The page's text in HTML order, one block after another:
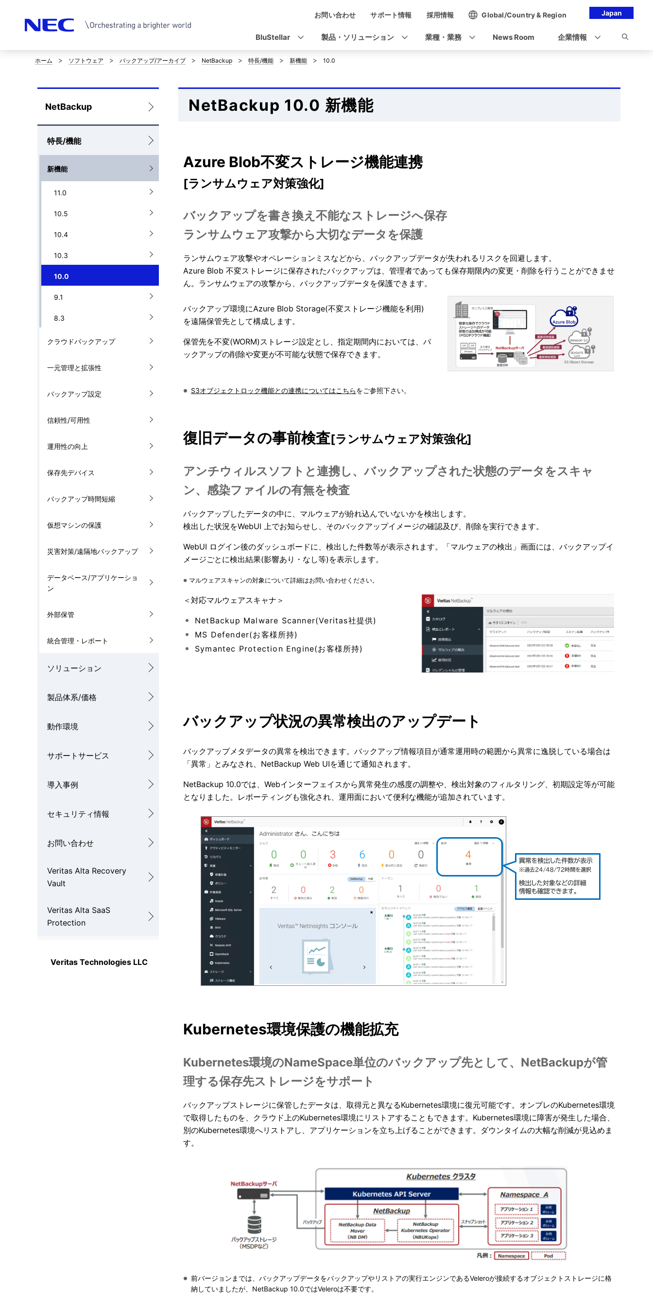
Japan
ゲ
シ
ョ
お問い合わせ サポート情報 採用情報 Global/Country & Region
BluStellar 製品・ソリューション 業種・業務 News Room 企業情報
サ
イ
ト
内
在
い
ホーム ソフトウェア バックアップ/アーカイブ NetBackup 特長/機能 新機能 10.0
ロ
ー
カ
ル
ナ
NetBackup
特長/機能
新機能
11.0
10.5
10.4
10.3
10.0
9.1
8.3
クラウドバックアップ
一元管理と拡張性
バックアップ設定
信頼性/可用性
運用性の向上
保存先デバイス
バックアップ時間短縮
仮想マシンの保護
災害対策/遠隔地バックアップ
データベース/アプリケーショ
ン
外部保管
統合管理・レポート
ソリューション
製品体系/価格
動作環境
サポートサービス
導入事例
セキュリティ情報
お問い合わせ
Veritas Alta Recovery
Vault
Veritas Alta SaaS
Protection
Veritas Technologies LLC
NetBackup 10.0 新機能
Azure Blob不変ストレージ機能連携
[ランサムウェア対策強化]
バックアップを書き換え不能なストレージへ保存
ランサムウェア攻撃から大切なデータを保護
ランサムウェア攻撃やオペレーションミスなどから、バックアップデータが失われるリスクを回避します。
Azure Blob 不変ストレージに保存されたバックアップは、管理者であっても保存期限内の変更・削除を行うことができませ
ん。ランサムウェアの攻撃から、バックアップデータを保護できます。
バックアップ環境にAzure Blob Storage(不変ストレージ機能を利用)
を遠隔保管先として構成します。
保管先を不変(WORM)ストレージ設定とし、指定期間内においては、バ
ックアップの削除や変更が不可能な状態で保存できます。
※ S3オブジェクトロック機能との連携についてはこちらをご参照下さい。
復旧データの事前検査[ランサムウェア対策強化]
アンチウィルスソフトと連携し、バックアップされた状態のデータをスキャ
ン、感染ファイルの有無を検査
バックアップしたデータの中に、マルウェアが紛れ込んでいないかを検出します。
検出した状況をWebUI 上でお知らせし、そのバックアップイメージの確認及び、削除を実行できます。
WebUI ログイン後のダッシュボードに、検出した件数等が表示されます。「マルウェアの検出」画面には、バックアップイ
メージごとに検出結果(影響あり・なし等)を表示します。
※ マルウェアスキャンの対象について詳細はお問い合わせください。
＜対応マルウェアスキャナ＞
NetBackup Malware Scanner(Veritas社提供)
MS Defender(お客様所持)
Symantec Protection Engine(お客様所持)
バックアップ状況の異常検出のアップデート
バックアップメタデータの異常を検出できます。バックアップ情報項目が通常運用時の範囲から異常に逸脱している場合は
「異常」とみなされ、NetBackup Web UIを通じて通知されます。
NetBackup 10.0では、Webインターフェイスから異常発生の感度の調整や、検出対象のフィルタリング、初期設定等が可能
となりました。レポーティングも強化され、運用面において便利な機能が追加されています。
Kubernetes環境保護の機能拡充
Kubernetes環境のNameSpace単位のバックアップ先として、NetBackupが管
理する保存先ストレージをサポート
バックアップストレージに保管したデータは、取得元と異なるKubernetes環境に復元可能です。 オンプレのKubernetes環境
で取得したものを、クラウド上のKubernetes環境にリストアすることもできます。 Kubernetes環境に障害が発生した場合、
別のKubernetes環境へリストアし、アプリケーションを立ち上げることができます。ダウンタイムの大幅な削減が見込めま
す。
※ 前バージョンまでは、バックアップデータをバックアップやリストアの実行エンジンであるVeleroが接続するオブジェクトストレージに格
納していましたが、NetBackup 10.0ではVeleroは不要です。